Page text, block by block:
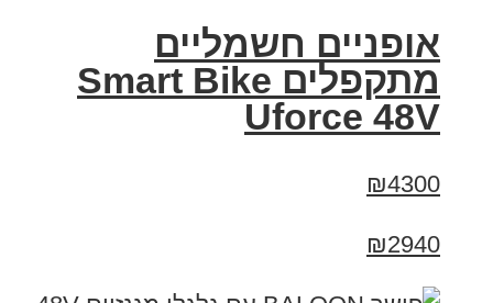
אופניים חשמליים
מתקפלים Smart Bike
Uforce 48V
₪4300
₪2940